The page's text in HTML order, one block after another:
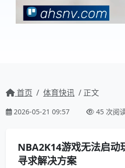
首页 / 体育快讯 / 正文
2026-05-21 09:57 45 次阅
NBA2K14游戏无法启动
寻求解决方案